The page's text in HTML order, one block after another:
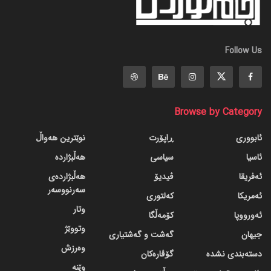
Follow Us
Browse by Category
ئابووری
ئاسیا
ئەفریقا
ئەمریکا
ئەورووپا
جیهان
دسته‌بندی نشده
ڕاپۆرت
سیاسی
ڤیدیۆ
کەلتوری
کۆمەڵگا
گه‌شت و گه‌شتیاری
گۆڤاره‌کان
نوێترین هەواڵ
هەڵبژاردە
هەڵبژاردەی
سەرنووسەر
وتار
وتووێژ
وەرزش
وێنە